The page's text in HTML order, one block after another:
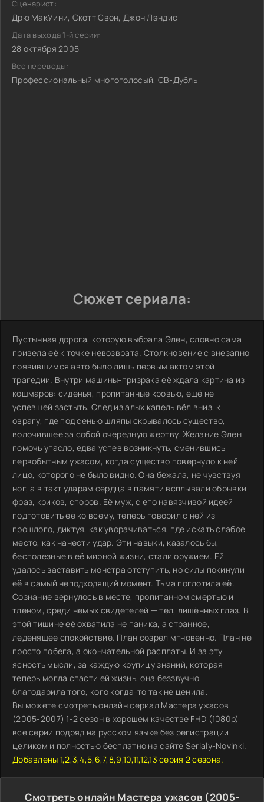
Сценарист:
Дрю МакУини, Скотт Свон, Джон Лэндис
Дата выхода 1-й серии:
28 октября 2005
Все переводы:
Профессиональный многоголосый, СВ-Дубль
Сюжет сериала:
Пустынная дорога, которую выбрала Элен, словно сама
привела её к точке невозврата. Столкновение с внезапно
появившимся авто было лишь первым актом этой
трагедии. Внутри машины-призрака её ждала картина из
кошмаров: сиденья, пропитанные кровью, ещё не
успевшей застыть. След из алых капель вёл вниз, к
оврагу, где под сенью шляпы скрывалось существо,
волочившее за собой очередную жертву. Желание Элен
помочь угасло, едва успев возникнуть, сменившись
первобытным ужасом, когда существо повернуло к ней
лицо, которого не было видно. Она бежала, не чувствуя
ног, а в такт ударам сердца в памяти всплывали обрывки
фраз, криков, споров. Её муж, с его навязчивой идеей
подготовить её ко всему, теперь говорил с ней из
прошлого, диктуя, как уворачиваться, где искать слабое
место, как нанести удар. Эти навыки, казалось бы,
бесполезные в её мирной жизни, стали оружием. Ей
удалось заставить монстра отступить, но силы покинули
её в самый неподходящий момент. Тьма поглотила её.
Сознание вернулось в месте, пропитанном смертью и
тленом, среди немых свидетелей — тел, лишённых глаз. В
этой тишине её охватила не паника, а странное,
леденящее спокойствие. План созрел мгновенно. План не
просто побега, а окончательной расплаты. И за эту
ясность мысли, за каждую крупицу знаний, которая
теперь могла спасти ей жизнь, она беззвучно
благодарила того, кого когда-то так не ценила.
Вы можете смотреть онлайн сериал Мастера ужасов
(2005-2007) 1-2 сезон в хорошем качестве FHD (1080p)
все серии подряд на русском языке без регистрации
целиком и полностью бесплатно на сайте Serialy-Novinki.
Добавлены 1,2,3,4,5,6,7,8,9,10,11,12,13 серия 2 сезона.
Смотреть онлайн Мастера ужасов (2005-